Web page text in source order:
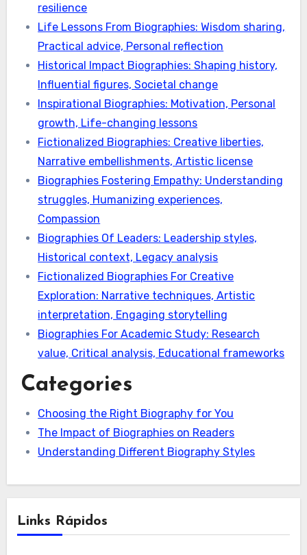
resilience
Life Lessons From Biographies: Wisdom sharing,
Practical advice, Personal reflection
Historical Impact Biographies: Shaping history,
Influential figures, Societal change
Inspirational Biographies: Motivation, Personal
growth, Life-changing lessons
Fictionalized Biographies: Creative liberties,
Narrative embellishments, Artistic license
Biographies Fostering Empathy: Understanding
struggles, Humanizing experiences,
Compassion
Biographies Of Leaders: Leadership styles,
Historical context, Legacy analysis
Fictionalized Biographies For Creative
Exploration: Narrative techniques, Artistic
interpretation, Engaging storytelling
Biographies For Academic Study: Research
value, Critical analysis, Educational frameworks
Categories
Choosing the Right Biography for You
The Impact of Biographies on Readers
Understanding Different Biography Styles
Links Rápidos